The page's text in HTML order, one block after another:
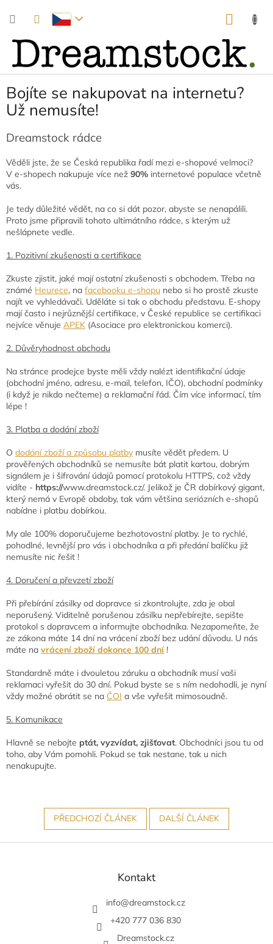
Bojíte se nakupovat na internetu?
Už nemusíte!
Dreamstock rádce
Věděli jste, že se Česká republika řadí mezi e-shopové velmoci?
V e-shopech nakupuje více než 90% internetové populace včetně
vás.
Je tedy důležité vědět, na co si dát pozor, abyste se nenapálili.
Proto jsme připravili tohoto ultimátního rádce, s kterým už
nešlápnete vedle.
1. Pozitivní zkušenosti a certifikace
Zkuste zjistit, jaké mají ostatní zkušenosti s obchodem. Třeba na
známé Heurece, na facebooku e-shopu nebo si ho prostě zkuste
najít ve vyhledávači. Uděláte si tak o obchodu představu. E-shopy
mají často i nejrůznější certifikace, v České republice se certifikaci
nejvíce věnuje APEK (Asociace pro elektronickou komerci).
2. Důvěryhodnost obchodu
Na stránce prodejce byste měli vždy nalézt identifikační údaje
(obchodní jméno, adresu, e-mail, telefon, IČO), obchodní podmínky
(i když je nikdo nečteme) a reklamační řád. Čím více informací, tím
lépe !
3. Platba a dodání zboží
O dodání zboží a způsobu platby musíte vědět předem. U
prověřených obchodníků se nemusíte bát platit kartou, dobrým
signálem je i šifrování údajů pomocí protokolu HTTPS, což vždy
vidíte - https://www.dreamstock.cz/. Jelikož je ČR dobírkový gigant,
který nemá v Evropě obdoby, tak vám většina seriózních e-shopů
nabídne i platbu dobírkou.
My ale 100% doporučujeme bezhotovostní platby. Je to rychlé,
pohodlné, levnější pro vás i obchodníka a při předání balíčku již
nemusíte nic řešit !
4. Doručení a převzetí zboží
Při přebírání zásilky od dopravce si zkontrolujte, zda je obal
neporušený. Viditelně porušenou zásilku nepřebírejte, sepište
protokol s dopravcem a informujte obchodníka. Nezapomeňte, že
ze zákona máte 14 dní na vrácení zboží bez udání důvodu. U nás
máte na vrácení zboží dokonce 100 dní!
Standardně máte i dvouletou záruku a obchodník musí vaši
reklamaci vyřešit do 30 dní. Pokud byste se s ním nedohodli, je nyní
vždy možné obrátit se na ČOI a vše vyřešit mimosoudně.
5. Komunikace
Hlavně se nebojte ptát, vyzvídat, zjišťovat. Obchodníci jsou tu od
toho, aby Vám pomohli. Pokud se tak nestane, tak u nich
nenakupujte.
PŘEDCHOZÍ ČLÁNEK DALŠÍ ČLÁNEK
Z
Kontakt
info@dreamstock.cz
+420 777 036 830
Dreamstock.cz